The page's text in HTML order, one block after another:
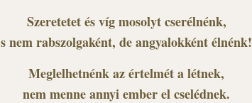
Szeretetet és víg mosolyt cserélnénk,
s nem rabszolgaként, de angyalokként élnénk!
Meglelhetnénk az értelmét a létnek,
nem menne annyi ember el cselédnek.